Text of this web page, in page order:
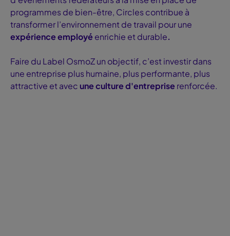
programmes de bien-être, Circles contribue à
transformer l’environnement de travail pour une
expérience employé enrichie et durable.
Faire du Label OsmoZ un objectif, c’est investir dans
une entreprise plus humaine, plus performante, plus
attractive et avecune culture d'entreprise renforcée.